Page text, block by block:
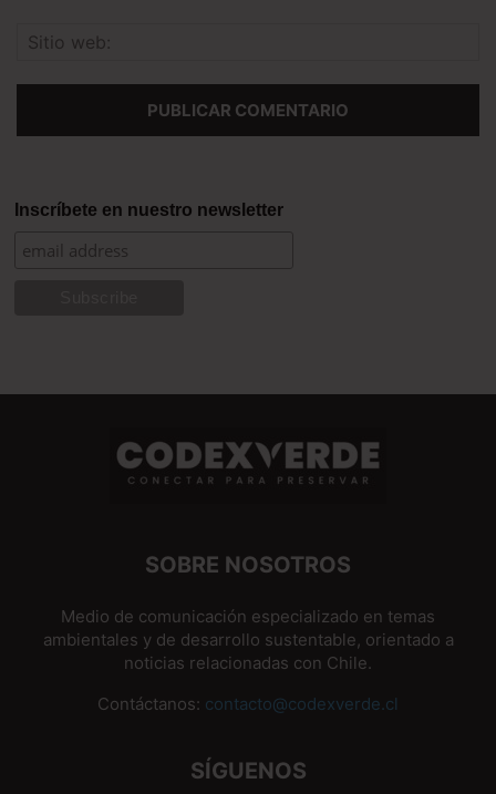
Inscríbete en nuestro newsletter
SOBRE NOSOTROS
Medio de comunicación especializado en temas
ambientales y de desarrollo sustentable, orientado a
noticias relacionadas con Chile.
Contáctanos: contacto@codexverde.cl
SÍGUENOS